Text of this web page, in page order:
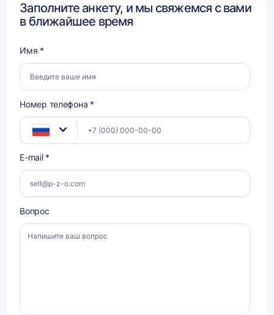
Заполните анкету, и мы свяжемся с вами
в ближайшее время
Имя *
Номер телефона *
E-mail *
Вопрос